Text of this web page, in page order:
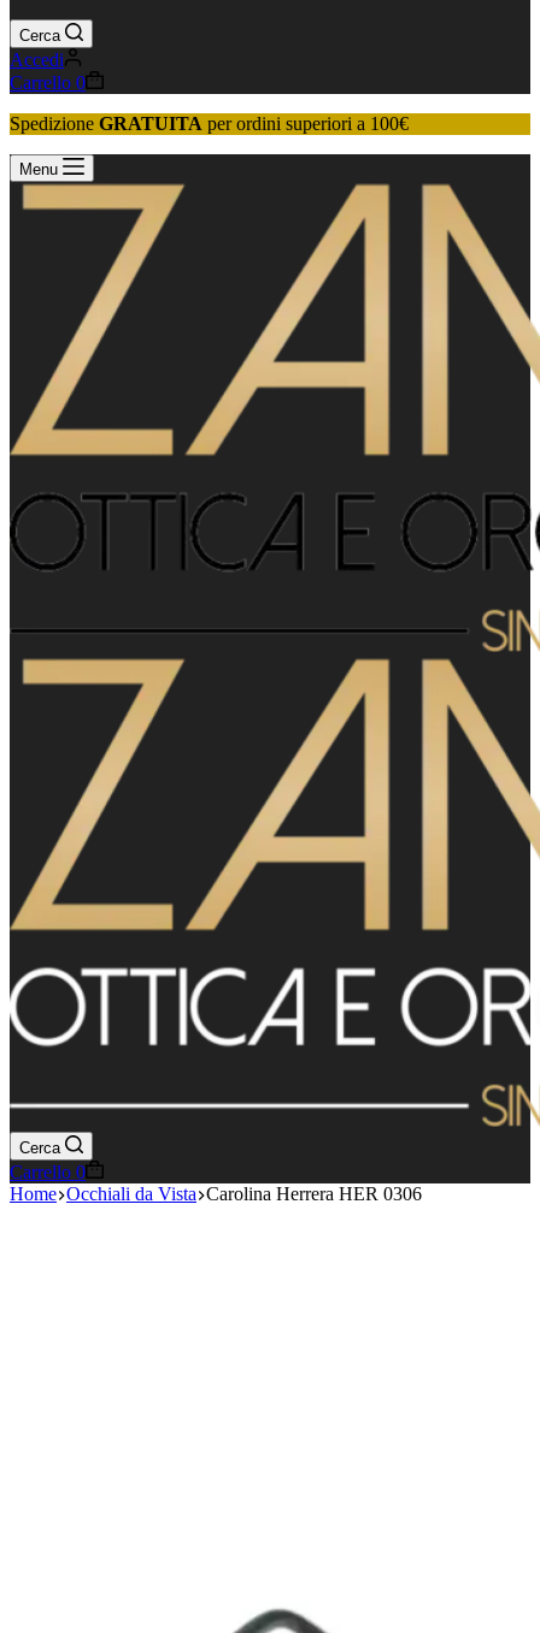
Cerca
Accedi
Carrello 0
Spedizione GRATUITA per ordini superiori a 100€
Menu
Cerca
Carrello 0
Home Occhiali da Vista Carolina Herrera HER 0306